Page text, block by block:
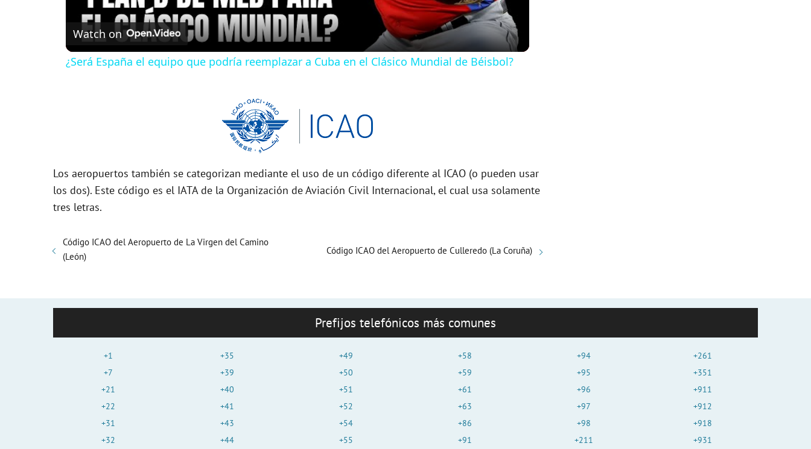
a
y
e
Watch on
¿Será España el equipo que podría reemplazar a Cuba en el Clásico Mundial de Béisbol?
Los aeropuertos también se categorizan mediante el uso de un código diferente al ICAO (o pueden usar
los dos). Este código es el IATA de la Organización de Aviación Civil Internacional, el cual usa solamente
tres letras.
Código ICAO del Aeropuerto de La Virgen del Camino
(León)
Código ICAO del Aeropuerto de Culleredo (La Coruña)
Prefijos telefónicos más comunes
+1
+7
+21
+22
+31
+32
+35
+39
+40
+41
+43
+44
+49
+50
+51
+52
+54
+55
+58
+59
+61
+63
+86
+91
+94
+95
+96
+97
+98
+211
+261
+351
+911
+912
+918
+931